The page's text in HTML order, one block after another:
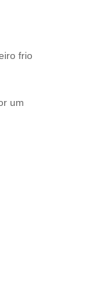
frio
um